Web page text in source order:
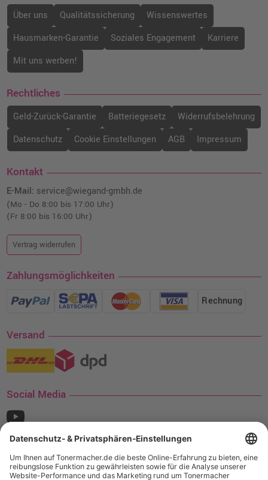
Über uns Qualitätssicherung
Wissenswertes
Hausmarken-Garantie
Soziales Engagement
Karriere
Mit uns werben!
Rechtliches
Geld-Zurück-Garantie Batteriegesetz
Widerrufsbelehrung
Datenschutz
Cookie Einstellungen AGB Impressum
Kontakt
E-Mail: service@wiegand-gmbh.de
(Mo - Do 8:00 bis 17:00 Uhr)
(Fr 8:00 bis 16:00 Uhr)
Vertrag widerrufen
Zahlungsmöglichkeiten
Rechnung
Versand
Social Media
¹ Nur gültig für den Versand innerhalb Deutschlands. Befindet sich ein Warenwert
von mindestens 35€ (inkl. Mwst.) an Ampertec Artikeln in Ihrem Warenkorb, ist der
Versand für Sie kostenfrei.